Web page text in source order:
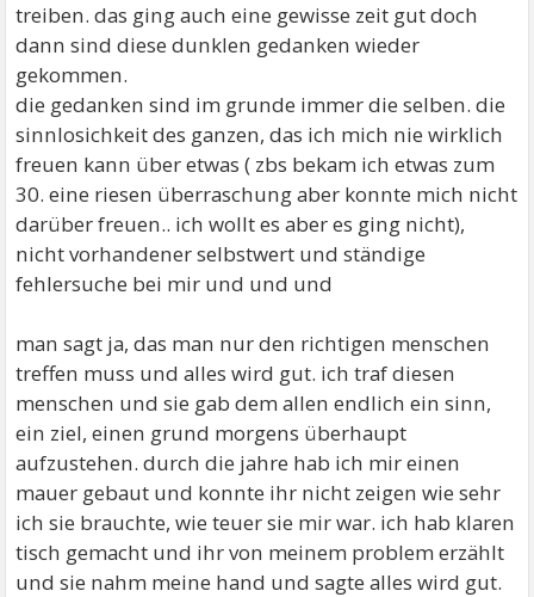
treiben. das ging auch eine gewisse zeit gut doch
dann sind diese dunklen gedanken wieder
gekommen.
die gedanken sind im grunde immer die selben. die
sinnlosichkeit des ganzen, das ich mich nie wirklich
freuen kann über etwas ( zbs bekam ich etwas zum
30. eine riesen überraschung aber konnte mich nicht
darüber freuen.. ich wollt es aber es ging nicht),
nicht vorhandener selbstwert und ständige
fehlersuche bei mir und und und
man sagt ja, das man nur den richtigen menschen
treffen muss und alles wird gut. ich traf diesen
menschen und sie gab dem allen endlich ein sinn,
ein ziel, einen grund morgens überhaupt
aufzustehen. durch die jahre hab ich mir einen
mauer gebaut und konnte ihr nicht zeigen wie sehr
ich sie brauchte, wie teuer sie mir war. ich hab klaren
tisch gemacht und ihr von meinem problem erzählt
und sie nahm meine hand und sagte alles wird gut.